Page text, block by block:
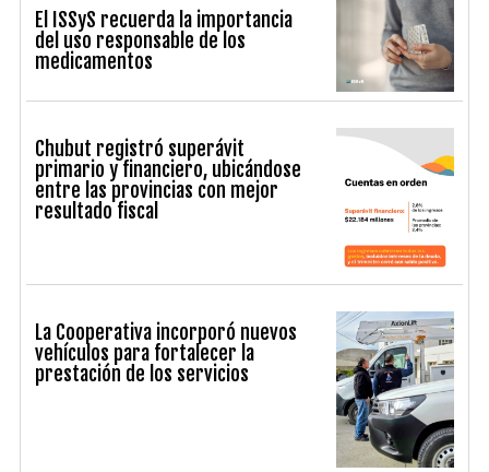
El ISSyS recuerda la importancia
del uso responsable de los
medicamentos
Chubut registró superávit
primario y financiero, ubicándose
entre las provincias con mejor
resultado fiscal
La Cooperativa incorporó nuevos
vehículos para fortalecer la
prestación de los servicios